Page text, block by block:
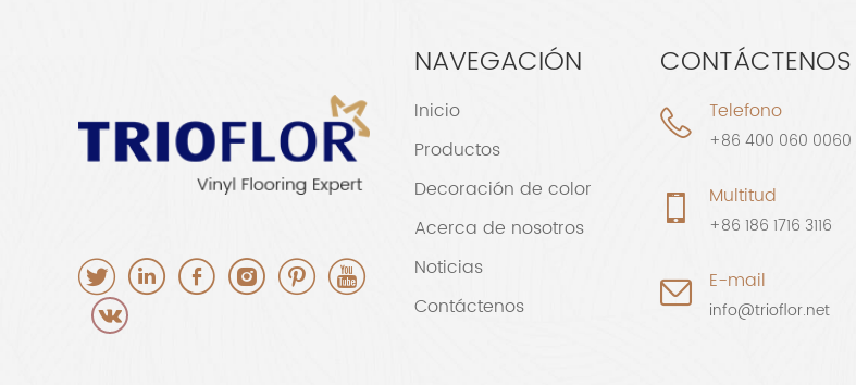
NAVEGACIÓN
Inicio
Productos
Decoración de color
Acerca de nosotros
Noticias
Contáctenos
CONTÁCTENOS
Telefono
+86 400 060 0060
Multitud
+86 186 1716 3116
E-mail
info@trioflor.net